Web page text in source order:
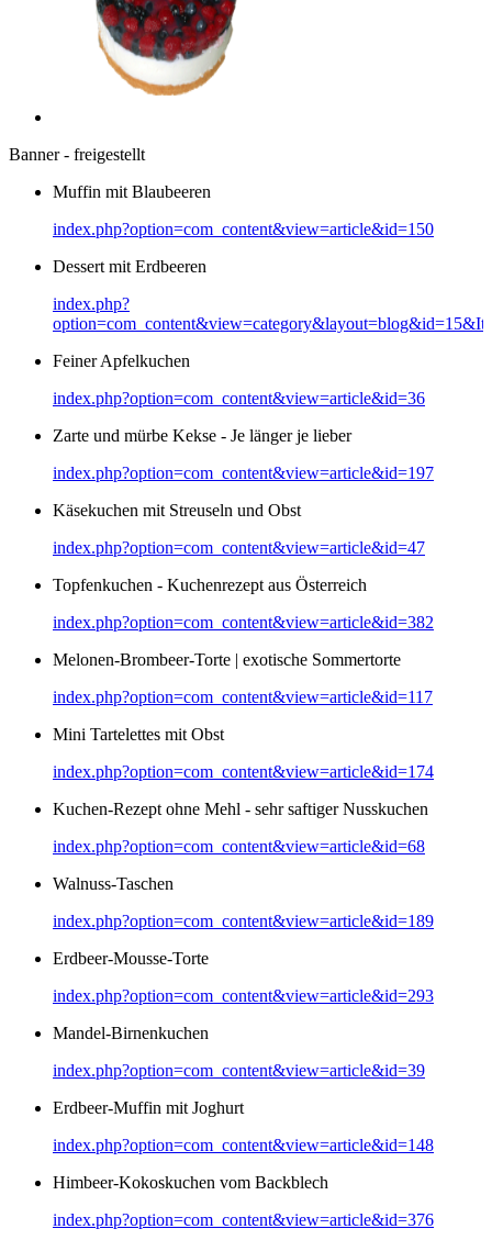
Banner - freigestellt
Muffin mit Blaubeeren
index.php?option=com_content&view=article&id=150
Dessert mit Erdbeeren
index.php?
Feiner Apfelkuchen
index.php?option=com_content&view=article&id=36
Zarte und mürbe Kekse - Je länger je lieber
index.php?option=com_content&view=article&id=197
Käsekuchen mit Streuseln und Obst
index.php?option=com_content&view=article&id=47
Topfenkuchen - Kuchenrezept aus Österreich
index.php?option=com_content&view=article&id=382
Melonen-Brombeer-Torte | exotische Sommertorte
index.php?option=com_content&view=article&id=117
Mini Tartelettes mit Obst
index.php?option=com_content&view=article&id=174
Kuchen-Rezept ohne Mehl - sehr saftiger Nusskuchen
index.php?option=com_content&view=article&id=68
Walnuss-Taschen
index.php?option=com_content&view=article&id=189
Erdbeer-Mousse-Torte
index.php?option=com_content&view=article&id=293
Mandel-Birnenkuchen
index.php?option=com_content&view=article&id=39
Erdbeer-Muffin mit Joghurt
index.php?option=com_content&view=article&id=148
Himbeer-Kokoskuchen vom Backblech
index.php?option=com_content&view=article&id=376